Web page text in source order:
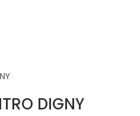
DIGNY